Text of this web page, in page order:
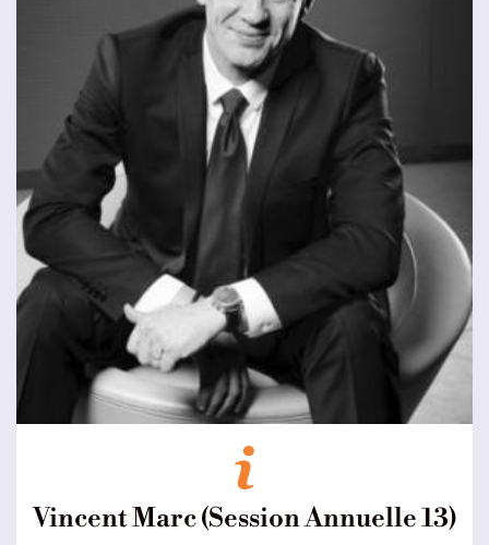
Vincent Marc (Session Annuelle 13)